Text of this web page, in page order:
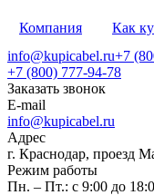
Компания Как
info@kupicabel.ru+7
+7 (800) 777-94-78
Заказать звонок
E-mail
info@kupicabel.ru
Адрес
г. Краснодар, проезд
Режим работы
Пн. – Пт.: с 9:00 до